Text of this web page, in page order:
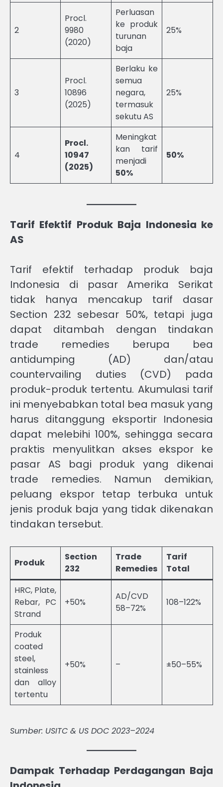
2
Procl.
9980
(2020)
Perluasan
ke produk
turunan
baja
25%
3
Procl.
10896
(2025)
Berlaku ke
semua
negara,
termasuk
sekutu AS
25%
4
Procl.
10947
(2025)
Meningkat
kan tarif
menjadi
50%
50%
Tarif Efektif Produk Baja Indonesia ke
AS
Tarif efektif terhadap produk baja
Indonesia di pasar Amerika Serikat
tidak hanya mencakup tarif dasar
Section 232 sebesar 50%, tetapi juga
dapat ditambah dengan tindakan
trade remedies berupa bea
antidumping (AD) dan/atau
countervailing duties (CVD) pada
produk-produk tertentu. Akumulasi tarif
ini menyebabkan total bea masuk yang
harus ditanggung eksportir Indonesia
dapat melebihi 100%, sehingga secara
praktis menyulitkan akses ekspor ke
pasar AS bagi produk yang dikenai
trade remedies. Namun demikian,
peluang ekspor tetap terbuka untuk
jenis produk baja yang tidak dikenakan
tindakan tersebut.
Produk
Section
232
Trade
Remedies
Tarif
Total
HRC, Plate,
Rebar, PC
Strand
+50%
AD/CVD
58–72%
108–122%
Produk
coated
steel,
stainless
dan alloy
tertentu
+50% – ±50–55%
Sumber: USITC & US DOC 2023–2024
Dampak Terhadap Perdagangan Baja